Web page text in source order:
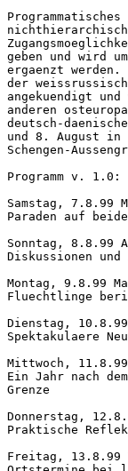
geben und wird
ergaenzt werden.
der
angekuendigt
anderen
deutsch-
und 8. August in
Schengen-
Programm v. 1.0:
Samstag, 7.8.99
Paraden auf
Sonntag, 8.8.99
Diskussionen
Montag, 9.8.99
Fluechtlinge
Dienstag,
Spektakulaere
Mittwoch,
Ein Jahr nach
Grenze
Donnerstag,
Praktische
Freitag, 13.8.99